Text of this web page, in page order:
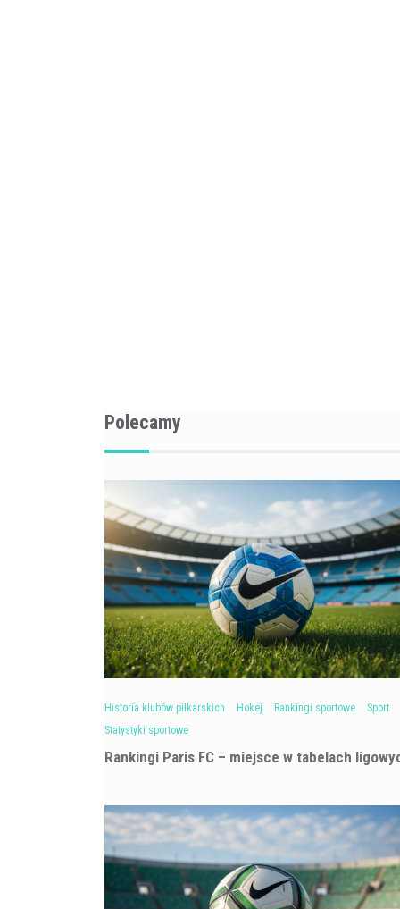
Polecamy
Historia klubów piłkarskich Hokej Rankingi sportowe
Sport
Statystyki sportowe
Rankingi Paris FC – miejsce w tabelach